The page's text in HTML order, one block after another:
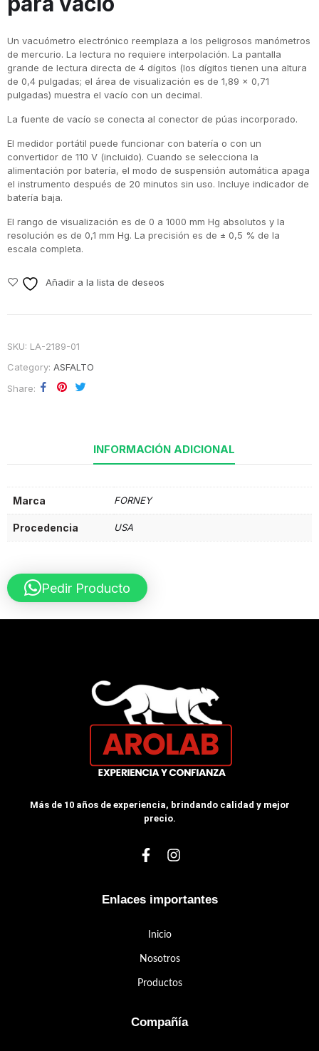
Un vacuómetro electrónico reemplaza a los peligrosos manómetros
de mercurio. La lectura no requiere interpolación. La pantalla
grande de lectura directa de 4 dígitos (los dígitos tienen una altura
de 0,4 pulgadas; el área de visualización es de 1,89 x 0,71
pulgadas) muestra el vacío con un decimal.
La fuente de vacío se conecta al conector de púas incorporado.
El medidor portátil puede funcionar con batería o con un
convertidor de 110 V (incluido). Cuando se selecciona la
alimentación por batería, el modo de suspensión automática apaga
el instrumento después de 20 minutos sin uso. Incluye indicador de
batería baja.
El rango de visualización es de 0 a 1000 mm Hg absolutos y la
resolución es de 0,1 mm Hg. La precisión es de ± 0,5 % de la
escala completa.
Añadir a la lista de deseos
SKU: LA-2189-01
Category: ASFALTO
Share
INFORMACIÓN ADICIONAL
Marca FORNEY
Procedencia USA
Pedir Producto
Más de 10 años de experiencia, brindando calidad y mejor
precio.
Enlaces importantes
Inicio
Nosotros
Productos
Compañía